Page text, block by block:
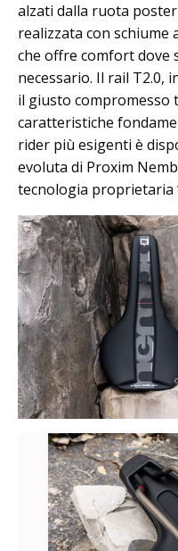
alzati dalla ruota
realizzata con schiume
che offre comfort dove
necessario. Il rail T2.0,
il giusto compromesso
caratteristiche
rider più esigenti è
evoluta di Proxim
tecnologia proprietaria